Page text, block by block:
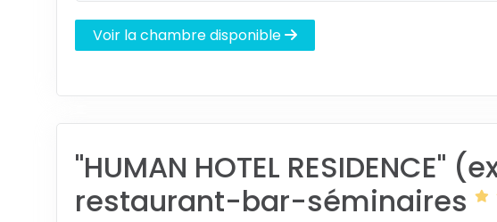
Voir la chambre disponible
"HUMAN HOTEL RESIDENCE"
restaurant-bar-séminaires